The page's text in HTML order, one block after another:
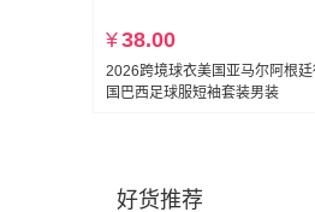
¥38.00
2026跨境球衣美国亚马尔阿根
国巴西足球服短袖套装男装
好货推荐